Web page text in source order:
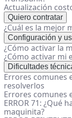
Actualización
Quiero contratar
¿Cuál es la mejor
Configuración y
¿Cómo activar la
¿Cómo activar mi
Dificultades
Errores comunes
resolverlos
Errores comunes
ERROR 71: ¿Qué
maquinita?